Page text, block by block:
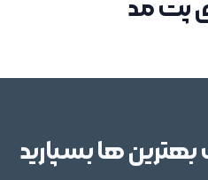
ها بسپارید